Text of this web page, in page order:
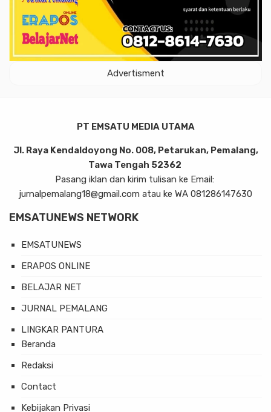
Advertisment
PT EMSATU MEDIA UTAMA
Jl. Raya Kendaldoyong No. 008, Petarukan, Pemalang,
Tawa Tengah 52362
Pasang iklan dan kirim tulisan ke Email:
jurnalpemalang18@gmail.com atau ke WA 081286147630
EMSATUNEWS NETWORK
EMSATUNEWS
ERAPOS ONLINE
BELAJAR NET
JURNAL PEMALANG
LINGKAR PANTURA
Beranda
Redaksi
Contact
Kebijakan Privasi